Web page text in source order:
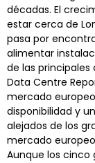
décadas. El
estar cerca de
pasa por
alimentar
de las principales
Data Centre
mercado
disponibilidad y
alejados de los
mercado
Aunque los cinco